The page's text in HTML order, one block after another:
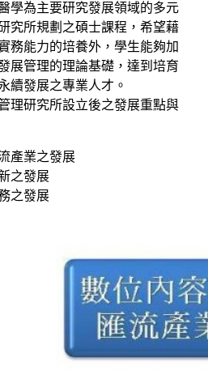
學為主要研究發展領域的多元
究所規劃之碩士課程，希望藉
務能力的培養外，學生能夠加
展管理的理論基礎，達到培育
續發展之專業人才。
理研究所設立後之發展重點與
產業之發展
之發展
之發展